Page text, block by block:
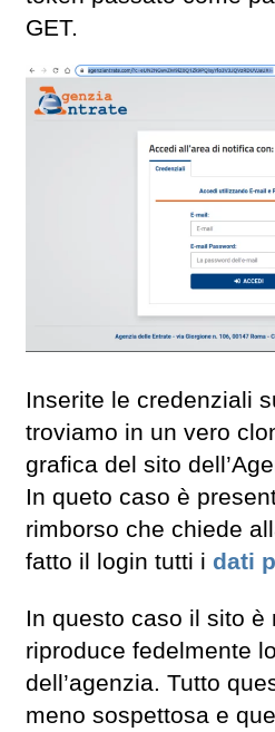
GET.
Inserite le credenziali
troviamo in un vero
grafica del sito
In queto caso è
rimborso che chiede
fatto il login tutti i dati
In questo caso il sito è
riproduce fedelmente
dell’agenzia. Tutto
meno sospettosa e